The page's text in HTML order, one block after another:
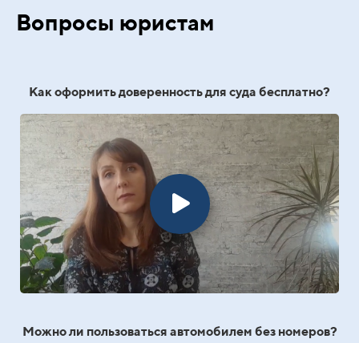
Вопросы юристам
Как оформить доверенность для суда бесплатно?
Можно ли пользоваться автомобилем без номеров?